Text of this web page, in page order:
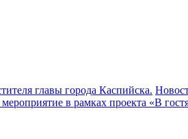
главы города Каспийска.
в рамках проекта «В